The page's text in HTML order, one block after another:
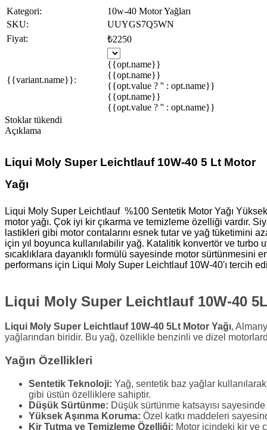
Kategori:
10w-40 Motor Yağları
SKU:
UUYGS7Q5WN
Fiyat:
₺2250
{{variant.name}}:
{{opt.name}}
{{opt.name}}
{{opt.value ? '' : opt.name}}
{{opt.name}}
{{opt.value ? '' : opt.name}}
Stoklar tükendi
Açıklama
Liqui Moly Super Leichtlauf 10W-40 5 Lt Motor
Yağı
Liqui Moly Super Leichtlauf %100 Sentetik Motor Yağı
motor yağı. Çok iyi kir çıkarma ve temizleme özelliği vardır.
lastikleri gibi motor contalarını esnek tutar ve yağ tüketimini
için yıl boyunca kullanılabilir yağ. Katalitik konvertör ve
sıcaklıklara dayanıklı formülü sayesinde motor sürtünmesini
performans için Liqui Moly Super Leichtlauf 10W-40'ı tercih
Liqui Moly Super Leichtlauf 10W-40
Liqui Moly Super Leichtlauf 10W-40 5Lt Motor Yağı,
yağlarından biridir. Bu yağ, özellikle benzinli ve dizel
Yağın Özellikleri
Sentetik Teknoloji: Yağ, sentetik baz yağlar
gibi üstün özelliklere sahiptir.
Düşük Sürtünme: Düşük sürtünme katsayısı
Yüksek Aşınma Koruma: Özel katkı maddeleri
Kir Tutma ve Temizleme Özelliği: Motor içindeki kir ve